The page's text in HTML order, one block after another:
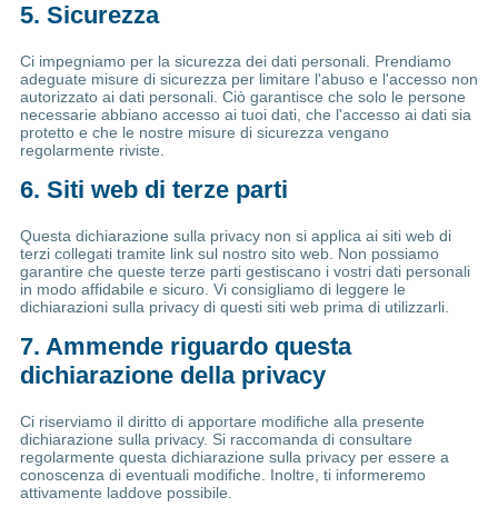
5. Sicurezza
Ci impegniamo per la sicurezza dei dati personali. Prendiamo
adeguate misure di sicurezza per limitare l'abuso e l'accesso non
autorizzato ai dati personali. Ciò garantisce che solo le persone
necessarie abbiano accesso ai tuoi dati, che l'accesso ai dati sia
protetto e che le nostre misure di sicurezza vengano
regolarmente riviste.
6. Siti web di terze parti
Questa dichiarazione sulla privacy non si applica ai siti web di
terzi collegati tramite link sul nostro sito web. Non possiamo
garantire che queste terze parti gestiscano i vostri dati personali
in modo affidabile e sicuro. Vi consigliamo di leggere le
dichiarazioni sulla privacy di questi siti web prima di utilizzarli.
7. Ammende riguardo questa
dichiarazione della privacy
Ci riserviamo il diritto di apportare modifiche alla presente
dichiarazione sulla privacy. Si raccomanda di consultare
regolarmente questa dichiarazione sulla privacy per essere a
conoscenza di eventuali modifiche. Inoltre, ti informeremo
attivamente laddove possibile.